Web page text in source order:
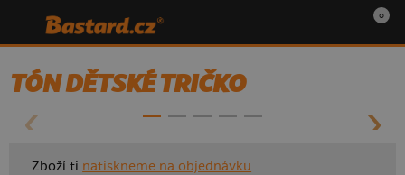
0
TÓN DĚTSKÉ TRIČKO
Zboží ti natiskneme na objednávku.